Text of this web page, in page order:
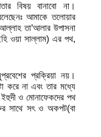
বিষয় বানাবো না।
আমাকে তলোয়ার
তা’আলার উপাসনা
ওয়া সাল্লাম) এর পথ,
প্রক্রিয়া নয়।
করে না এবং তার মধ্যে
ও মোনাফেকদের পথ
সাথে সৎ ও অকপট(বা